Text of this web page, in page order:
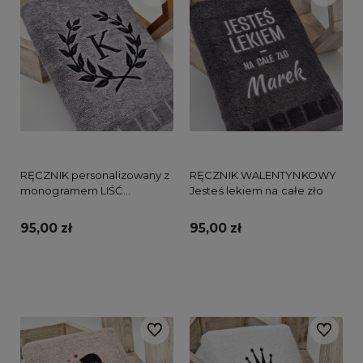
RĘCZNIK personalizowany z
monogramem LIŚĆ
95,00 zł
RĘCZNIK WALENTYNKOWY
Jesteś lekiem na całe zło
95,00 zł
Do ulubionych Do